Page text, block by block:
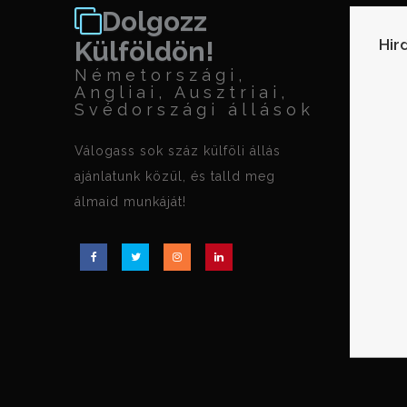
Dolgozz
Külföldön!
Németországi,
Angliai, Ausztriai,
Svédországi állások
Válogass sok száz külföli állás
ajánlatunk közül, és talld meg
álmaid munkáját!